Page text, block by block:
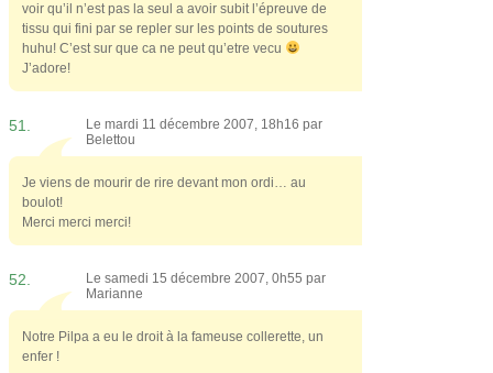
voir qu’il n’est pas la seul a avoir subit l’épreuve de
tissu qui fini par se repler sur les points de soutures
huhu! C’est sur que ca ne peut qu’etre vecu
J’adore!
51.
Le mardi 11 décembre 2007, 18h16 par
Belettou
Je viens de mourir de rire devant mon ordi… au
boulot!
Merci merci merci!
52.
Le samedi 15 décembre 2007, 0h55 par
Marianne
Notre Pilpa a eu le droit à la fameuse collerette, un
enfer !